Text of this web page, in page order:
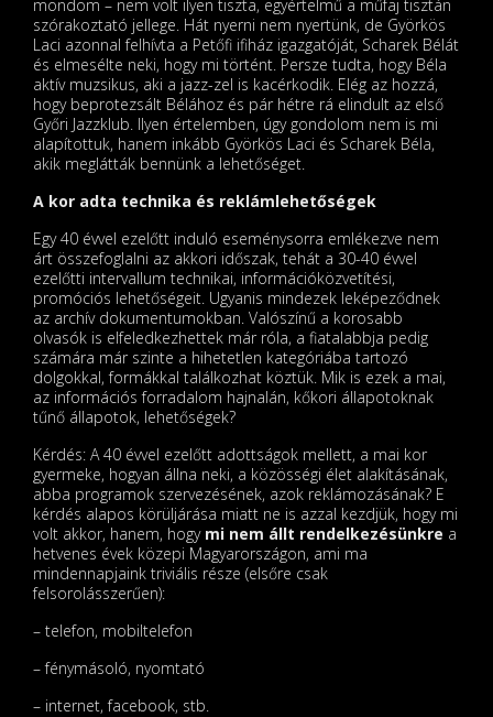
mondom – nem volt ilyen tiszta, egyértelmű a műfaj tisztán
szórakoztató jellege. Hát nyerni nem nyertünk, de Györkös
Laci azonnal felhívta a Petőfi ifiház igazgatóját, Scharek Bélát
és elmesélte neki, hogy mi történt. Persze tudta, hogy Béla
aktív muzsikus, aki a jazz-zel is kacérkodik. Elég az hozzá,
hogy beprotezsált Bélához és pár hétre rá elindult az első
Győri Jazzklub. Ilyen értelemben, úgy gondolom nem is mi
alapítottuk, hanem inkább Györkös Laci és Scharek Béla,
akik meglátták bennünk a lehetőséget.
A kor adta technika és reklámlehetőségek
Egy 40 évvel ezelőtt induló eseménysorra emlékezve nem
árt összefoglalni az akkori időszak, tehát a 30-40 évvel
ezelőtti intervallum technikai, információközvetítési,
promóciós lehetőségeit. Ugyanis mindezek leképeződnek
az archív dokumentumokban. Valószínű a korosabb
olvasók is elfeledkezhettek már róla, a fiatalabbja pedig
számára már szinte a hihetetlen kategóriába tartozó
dolgokkal, formákkal találkozhat köztük. Mik is ezek a mai,
az információs forradalom hajnalán, kőkori állapotoknak
tűnő állapotok, lehetőségek?
Kérdés: A 40 évvel ezelőtt adottságok mellett, a mai kor
gyermeke, hogyan állna neki, a közösségi élet alakításának,
abba programok szervezésének, azok reklámozásának? E
kérdés alapos körüljárása miatt ne is azzal kezdjük, hogy mi
volt akkor, hanem, hogy mi nem állt rendelkezésünkre a
hetvenes évek közepi Magyarországon, ami ma
mindennapjaink triviális része (elsőre csak
felsorolásszerűen):
– telefon, mobiltelefon
– fénymásoló, nyomtató
– internet, facebook, stb.